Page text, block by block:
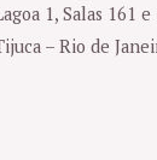
1, Salas 161 e
– Rio de